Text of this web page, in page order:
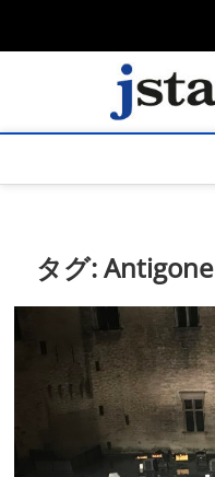
タグ:Antigone